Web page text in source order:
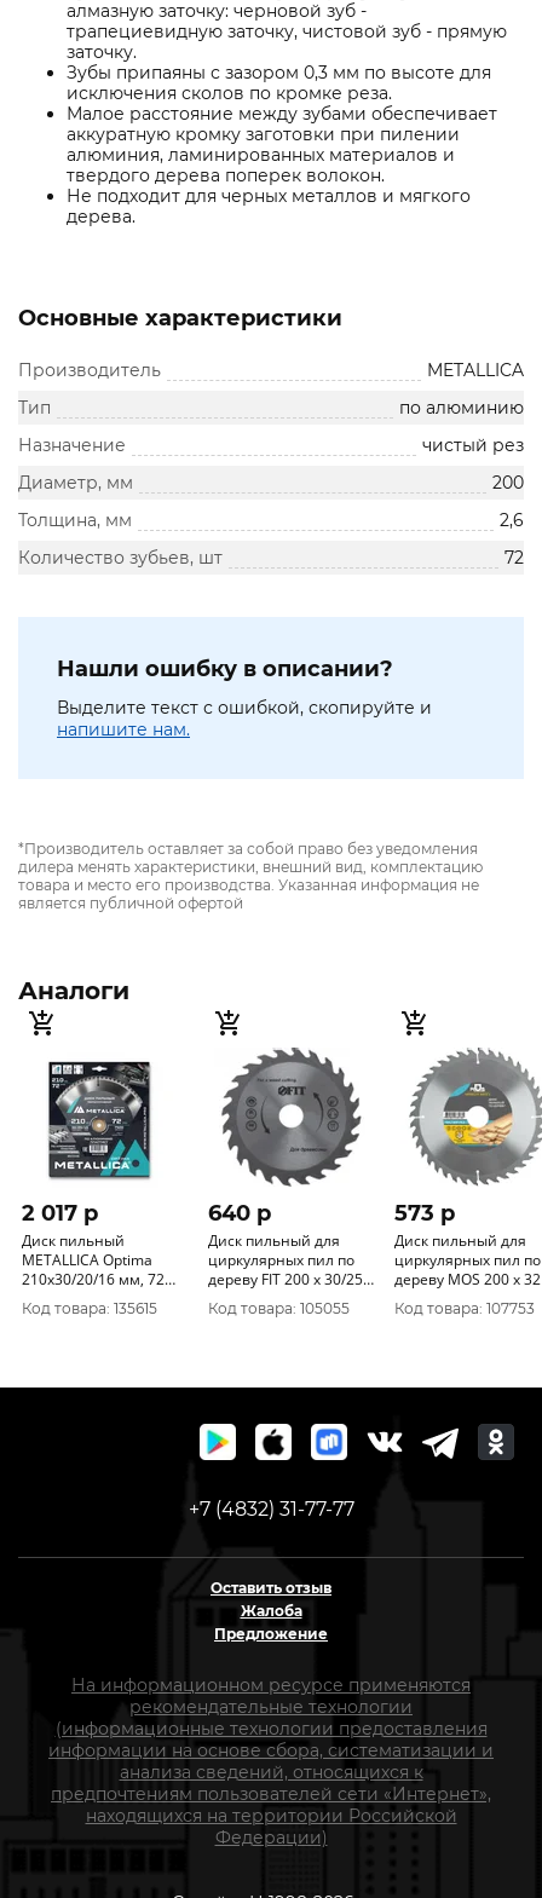
алмазную заточку: черновой зуб -
трапециевидную заточку, чистовой зуб - прямую
заточку.
Зубы припаяны с зазором 0,3 мм по высоте для
исключения сколов по кромке реза.
Малое расстояние между зубами обеспечивает
аккуратную кромку заготовки при пилении
алюминия, ламинированных материалов и
твердого дерева поперек волокон.
Не подходит для черных металлов и мягкого
дерева.
Основные характеристики
Производитель
METALLICA
Тип
по алюминию
Назначение
чистый рез
Диаметр, мм
200
Толщина, мм
2,6
Количество зубьев, шт
72
Нашли ошибку в описании?
Выделите текст с ошибкой, скопируйте и
напишите нам.
*Производитель оставляет за собой право без уведомления
дилера менять характеристики, внешний вид, комплектацию
товара и место его производства. Указанная информация не
является публичной офертой
Аналоги
2 017 p
Диск пильный
METALLICA Optima
210x30/20/16 мм, 72
зуба, Т=2, 6 мм по
алюминию, пластику,
Код товара: 135615
640 p
Диск пильный для
циркулярных пил по
дереву FIT 200 х 30/25,
4 х 40T 37746
Код товара: 105055
573 p
Диск пильный для
циркулярных пил по
дереву MOS 200 х
40T + 2 кольца: 32/
30/20 мм 37666М
Код товара: 107753
+7 (4832) 31-77-77
Оставить отзыв
Жалоба
Предложение
На информационном ресурсе применяются
рекомендательные технологии
(информационные технологии предоставления
информации на основе сбора, систематизации и
анализа сведений, относящихся к
предпочтениям пользователей сети «Интернет»,
находящихся на территории Российской
Федерации)